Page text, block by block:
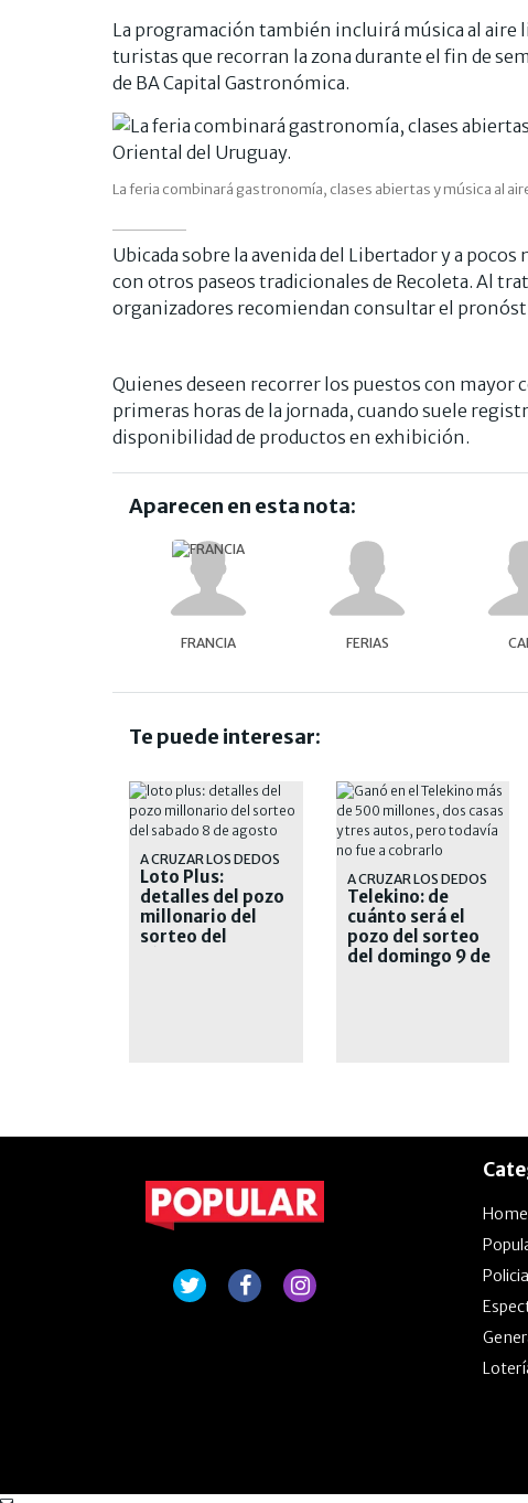
La programación también incluirá música al aire
turistas que recorran la zona durante el fin de
de BA Capital Gastronómica.
La feria combinará gastronomía, clases abiertas y música al
Ubicada sobre la avenida del Libertador y a
con otros paseos tradicionales de Recoleta. Al
organizadores recomiendan consultar el
Quienes deseen recorrer los puestos con mayor
primeras horas de la jornada, cuando suele
disponibilidad de productos en exhibición.
Aparecen en esta nota:
FRANCIA FERIAS
Te puede interesar:
A CRUZAR LOS DEDOS
Loto Plus:
detalles del pozo
millonario del
sorteo del
A CRUZAR LOS DEDOS
Telekino: de
cuánto será el
pozo del sorteo
del domingo 9 de
Home